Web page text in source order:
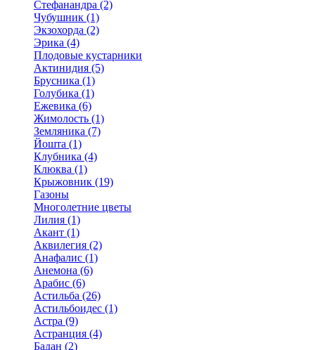
Стефанандра (2)
Чубушник (1)
Экзохорда (2)
Эрика (4)
Плодовые кустарники
Актинидия (5)
Брусника (1)
Голубика (1)
Ежевика (6)
Жимолость (1)
Земляника (7)
Йошта (1)
Клубника (4)
Клюква (1)
Крыжовник (19)
Газоны
Многолетние цветы
Лилия (1)
Акант (1)
Аквилегия (2)
Анафалис (1)
Анемона (6)
Арабис (6)
Астильба (26)
Астильбоидес (1)
Астра (9)
Астранция (4)
Бадан (2)